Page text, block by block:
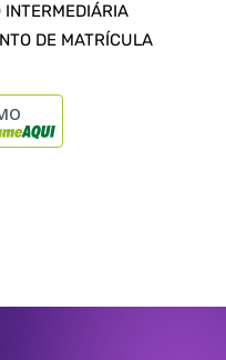
INTERMEDIÁRIA
DE MATRÍCULA